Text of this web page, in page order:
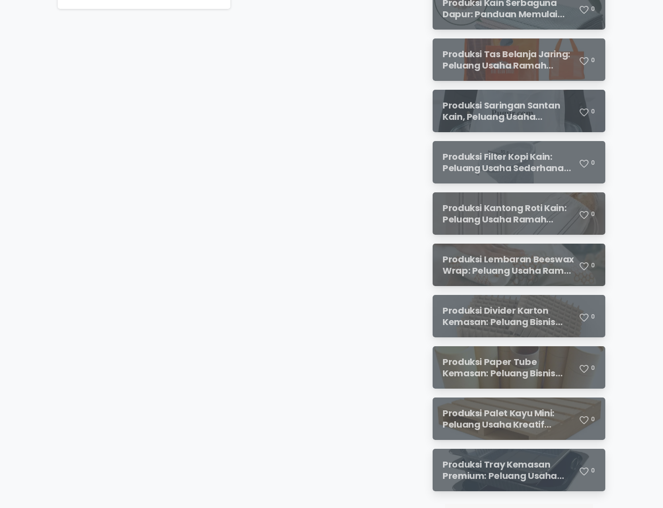
Produksi Kain Serbaguna
Dapur: Panduan Memulai
Usaha yang Menjanjikan
untuk Pebisnis Pemula
0
Produksi Tas Belanja Jaring:
Peluang Usaha Ramah
Lingkungan yang
Menjanjikan
0
Produksi Saringan Santan
Kain, Peluang Usaha
Sederhana dengan
Permintaan yang Terus
Meningkat
0
Produksi Filter Kopi Kain:
Peluang Usaha Sederhana
yang Semakin Diminati
Pecinta Kopi
0
Produksi Kantong Roti Kain:
Peluang Usaha Ramah
Lingkungan dengan Prospek
Menjanjikan
0
Produksi Lembaran Beeswax
Wrap: Peluang Usaha Ramah
Lingkungan yang
Menjanjikan
0
Produksi Divider Karton
Kemasan: Peluang Bisnis
Menjanjikan dengan
Permintaan yang Terus
Meningkat
0
Produksi Paper Tube
Kemasan: Peluang Bisnis
Prospek Cerah
0
Produksi Palet Kayu Mini:
Peluang Usaha Kreatif
dengan Modal Terjangkau
dan Potensi Keuntungan
Menjanjikan
0
Produksi Tray Kemasan
Premium: Peluang Usaha
Menjanjikan di Industri
0